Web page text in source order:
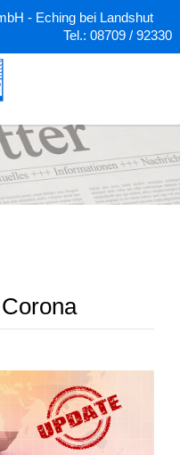
- Eching bei Landshut
Tel.: 08709 / 92330